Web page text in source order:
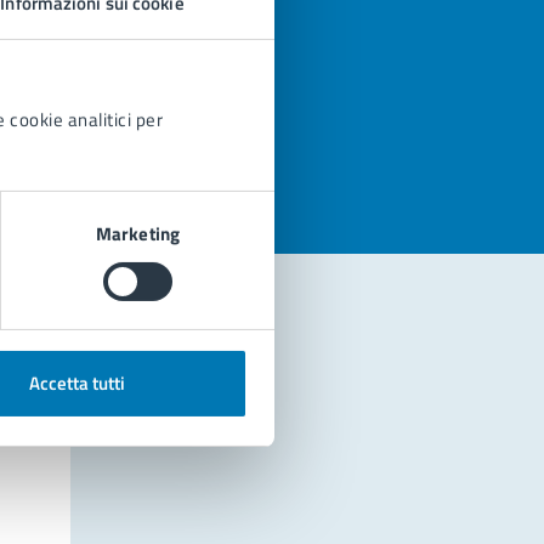
cookie analitici per
Marketing
Accetta tutti